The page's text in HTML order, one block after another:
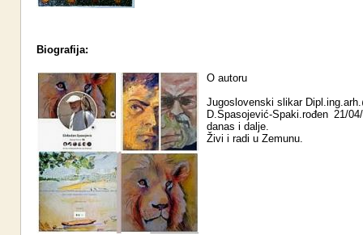
Biografija:
O autoru
Jugoslovenski slikar
D.Spasojević-Spaki.rođen 21/
danas i dalje.
Živi i radi u Zemunu.